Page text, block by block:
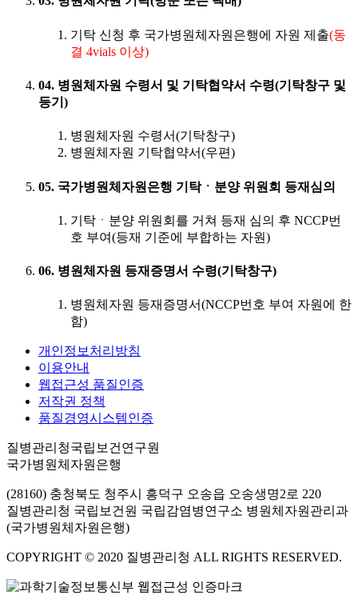
기탁 신청 후 국가병원체자원은행에 자원 제출(동
결 4vials 이상)
04. 병원체자원 수령서 및 기탁협약서 수령(기탁창구 및
등기)
병원체자원 수령서(기탁창구)
병원체자원 기탁협약서(우편)
05. 국가병원체자원은행 기탁ㆍ분양 위원회 등재심의
기탁ㆍ분양 위원회를 거쳐 등재 심의 후 NCCP번
호 부여(등재 기준에 부합하는 자원)
06. 병원체자원 등재증명서 수령(기탁창구)
병원체자원 등재증명서(NCCP번호 부여 자원에 한
함)
개인정보처리방침
이용안내
웹접근성 품질인증
저작권 정책
품질경영시스템인증
질병관리청국립보건연구원
국가병원체자원은행
(28160) 충청북도 청주시 흥덕구 오송읍 오송생명2로 220
질병관리청 국립보건원 국립감염병연구소 병원체자원관리과
(국가병원체자원은행)
COPYRIGHT © 2020 질병관리청 ALL RIGHTS RESERVED.